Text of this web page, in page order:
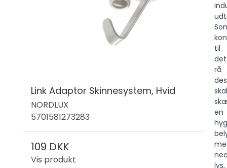
Link Adaptor Skinnesystem, Hvid
NORDLUX
5701581273283
109 DKK
Vis produkt
til
det
rå
en
lys,